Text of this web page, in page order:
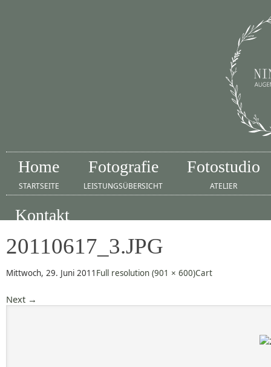
Home
STARTSEITE
Fotografie
LEISTUNGSÜBERSICHT
Fotostudio
ATELIER
Kontakt
20110617_3.JPG
Mittwoch, 29. Juni 2011 Full resolution (901 × 600)Cart
Next →